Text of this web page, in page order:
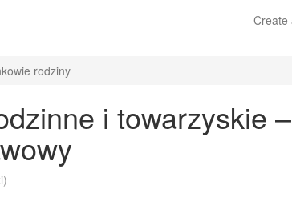
Create
rodziny
i towarzyskie